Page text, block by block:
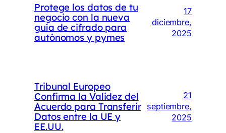
Protege los datos de tu
negocio con la nueva
guía de cifrado para
autónomos y pymes
17
diciembre,
2025
Tribunal Europeo
Confirma la Validez del
Acuerdo para Transferir
Datos entre la UE y
EE.UU.
21
septiembre,
2025